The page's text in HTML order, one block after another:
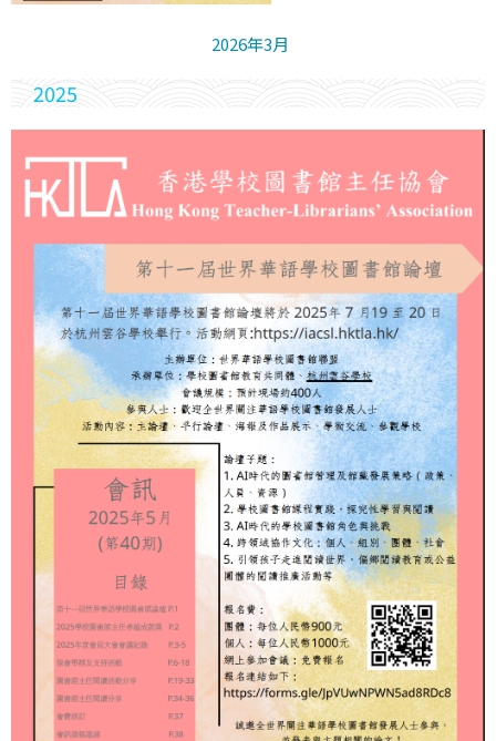
2026年3月
2025